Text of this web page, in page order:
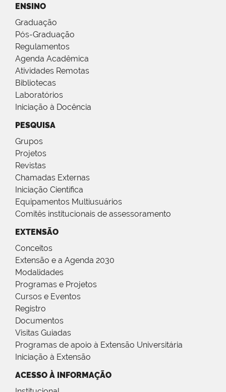
ENSINO
Graduação
Pós-Graduação
Regulamentos
Agenda Acadêmica
Atividades Remotas
Bibliotecas
Laboratórios
Iniciação à Docência
PESQUISA
Grupos
Projetos
Revistas
Chamadas Externas
Iniciação Científica
Equipamentos Multiusuários
Comitês institucionais de assessoramento
EXTENSÃO
Conceitos
Extensão e a Agenda 2030
Modalidades
Programas e Projetos
Cursos e Eventos
Registro
Documentos
Visitas Guiadas
Programas de apoio à Extensão Universitária
Iniciação à Extensão
ACESSO À INFORMAÇÃO